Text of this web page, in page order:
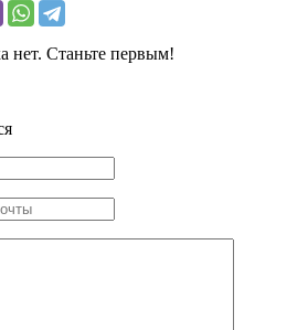
нет. Станьте первым!